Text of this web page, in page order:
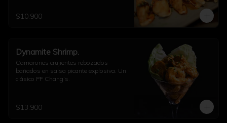
$10.900
Dynamite Shrimp.
Camarones crujientes rebozados
bañados en salsa picante explosiva. Un
clásico PF Chang’s.
$13.900